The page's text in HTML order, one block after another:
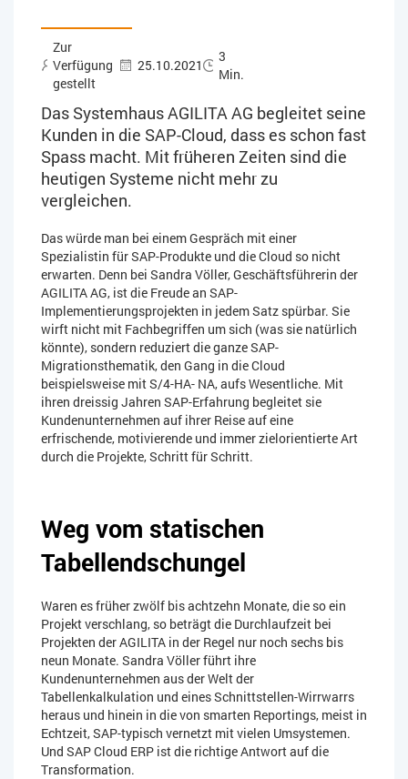
Zur
Verfügung
gestellt
25.10.2021
3
Min.
Das Systemhaus AGILITA AG begleitet seine
Kunden in die SAP-Cloud, dass es schon fast
Spass macht. Mit früheren Zeiten sind die
heutigen Systeme nicht mehr zu
vergleichen.
Das würde man bei einem Gespräch mit einer
Spezialistin für SAP-Produkte und die Cloud so nicht
erwarten. Denn bei Sandra Völler, Geschäftsführerin der
AGILITA AG, ist die Freude an SAP-
Implementierungsprojekten in jedem Satz spürbar. Sie
wirft nicht mit Fachbegriffen um sich (was sie natürlich
könnte), sondern reduziert die ganze SAP-
Migrationsthematik, den Gang in die Cloud
beispielsweise mit S/4-HA- NA, aufs Wesentliche. Mit
ihren dreissig Jahren SAP-Erfahrung begleitet sie
Kundenunternehmen auf ihrer Reise auf eine
erfrischende, motivierende und immer zielorientierte Art
durch die Projekte, Schritt für Schritt.
Weg vom statischen
Tabellendschungel
Waren es früher zwölf bis achtzehn Monate, die so ein
Projekt verschlang, so beträgt die Durchlaufzeit bei
Projekten der AGILITA in der Regel nur noch sechs bis
neun Monate. Sandra Völler führt ihre
Kundenunternehmen aus der Welt der
Tabellenkalkulation und eines Schnittstellen-Wirrwarrs
heraus und hinein in die von smarten Reportings, meist in
Echtzeit, SAP-typisch vernetzt mit vielen Umsystemen.
Und SAP Cloud ERP ist die richtige Antwort auf die
Transformation.